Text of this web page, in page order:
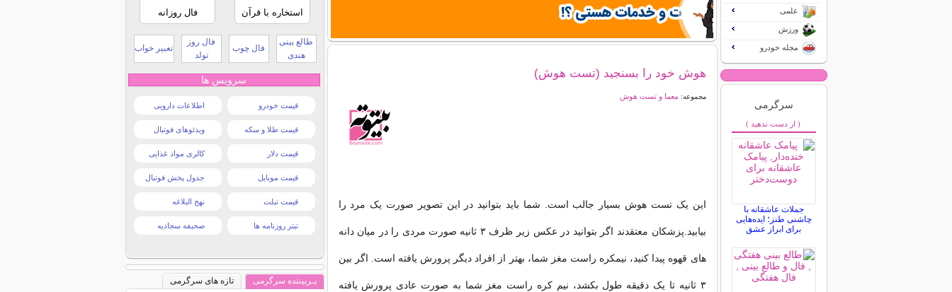
هوش خود را بسنجید (تست هوش)
مجموعه: معما و تست هوش
این یک تست هوش بسیار جالب است. شما باید بتوانید در این تصویر صورت یک مرد را
بیابید.پزشکان معتقدند اگر بتوانید در عکس زیر ظرف ۳ ثانیه صورت مردی را در میان دانه
های قهوه پیدا کنید، نیمکره راست مغز شما، بهتر از افراد دیگر پرورش یافته است. اگر بین
۳ ثانیه تا یک دقیقه طول بکشد، نیم کره راست مغز شما به صورت عادی پرورش یافته
علمی
ورزش
مجله خودرو
سرگرمی
( از دست ندهید )
جملات عاشقانه با
چاشنی طنز؛ ایده‌هایی
برای ابراز عشق
استخاره با قرآن فال روزانه
طالع بینی
هندی
فال چوب
فال روز
تولد
تعبیر خواب
سرویس ها
قیمت خودرو اطلاعات دارویی
قیمت طلا و سکه ویدئوهای فوتبال
قیمت دلار کالری مواد غذایی
قیمت موبایل جدول پخش فوتبال
قیمت تبلت نهج البلاغه
تیتر روزنامه ها صحیفه سجادیه
پـربیننده سرگرمی
تازه های سرگرمی